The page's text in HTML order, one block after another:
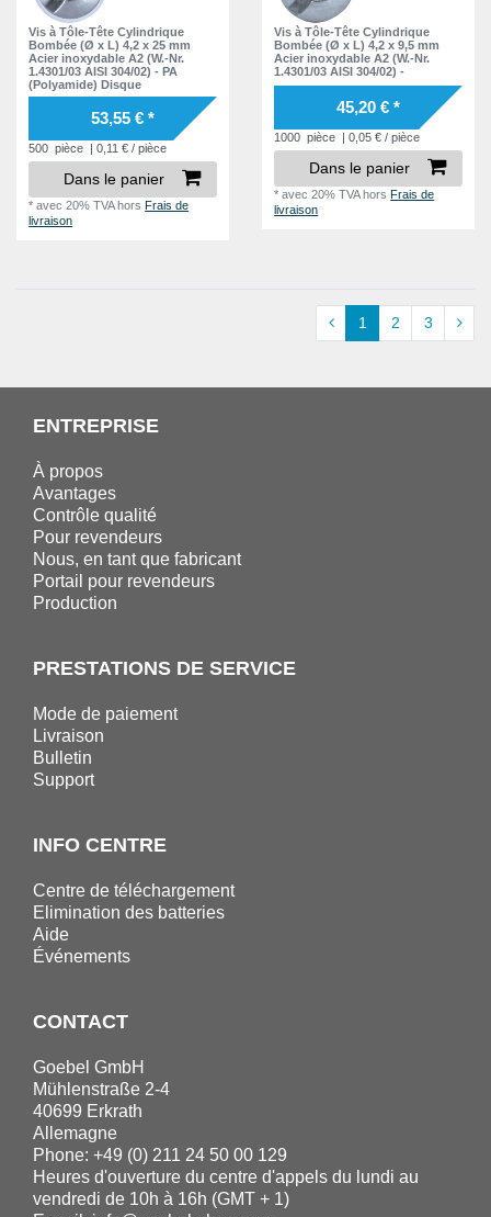
Vis à Tôle-Tête Cylindrique
Bombée (Ø x L) 4,2 x 25 mm
Acier inoxydable A2 (W.-Nr.
1.4301/03 AISI 304/02) - PA
(Polyamide) Disque
53,55 € *
500 pièce | 0,11 € / pièce
Dans le panier
*avec 20% TVAhorsFrais de
livraison
Vis à Tôle-Tête Cylindrique
Bombée (Ø x L) 4,2 x 9,5 mm
Acier inoxydable A2 (W.-Nr.
1.4301/03 AISI 304/02) -
45,20 € *
1000 pièce | 0,05 € / pièce
Dans le panier
*avec 20% TVAhorsFrais de
livraison
1 2 3
ENTREPRISE
À propos
Avantages
Contrôle qualité
Pour revendeurs
Nous, en tant que fabricant
Portail pour revendeurs
Production
PRESTATIONS DE SERVICE
Mode de paiement
Livraison
Bulletin
Support
INFO CENTRE
Centre de téléchargement
Elimination des batteries
Aide
Événements
CONTACT
Goebel GmbH
Mühlenstraße 2-4
40699 Erkrath
Allemagne
Phone: +49 (0) 211 24 50 00 129
Heures d'ouverture du centre d'appels du lundi au
vendredi de 10h à 16h (GMT + 1)